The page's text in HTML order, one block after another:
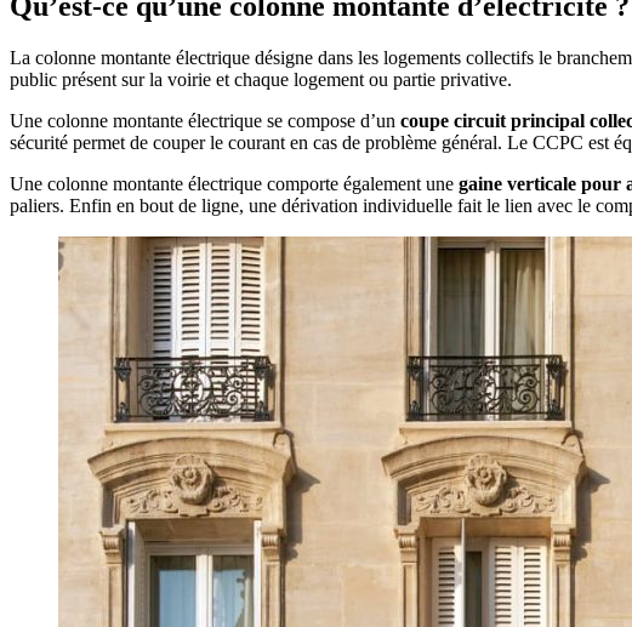
La colonne montante électrique désigne dans les logements collectifs le
public présent sur la voirie et chaque logement ou partie privative.
Une colonne montante électrique se compose d’un coupe circuit principal
sécurité permet de couper le courant en cas de problème général. Le CCPC est
Une colonne montante électrique comporte également une gaine verticale pour
paliers. Enfin en bout de ligne, une dérivation individuelle fait le lien avec le